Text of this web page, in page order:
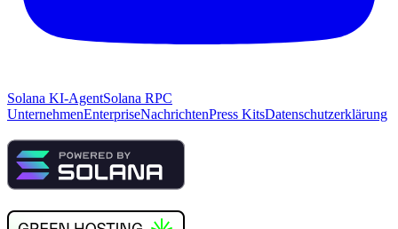
Solana KI-AgentSolana RPC
UnternehmenEnterpriseNachrichtenPress KitsDatenschutzerklärung